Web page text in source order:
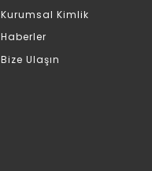
Kurumsal Kimlik
Haberler
Bize Ulaşın